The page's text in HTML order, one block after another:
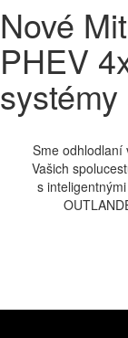
Nové
PHEV
Sme odhlodlaní
Vašich
s